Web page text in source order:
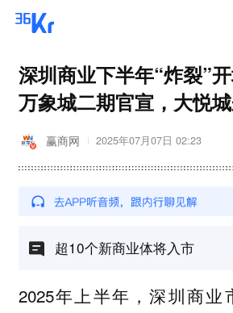
深圳商业下半年“炸裂”
万象城二期官宣，大悦城
赢商网 2025年07月07日 02:23
超10个新商业体将入市
2025年上半年，深圳商业